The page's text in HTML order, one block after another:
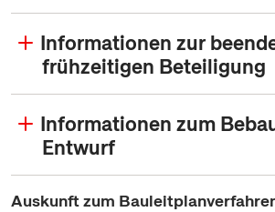
Informationen zur
frühzeitigen Beteiligung
Informationen zum
Entwurf
Auskunft zum